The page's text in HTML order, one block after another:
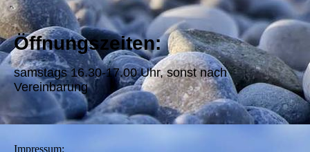
Öffnungszeiten:
samstags 16.30-17.00 Uhr, sonst nach
Vereinbarung
Impressum: